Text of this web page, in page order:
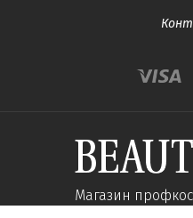
Магазин